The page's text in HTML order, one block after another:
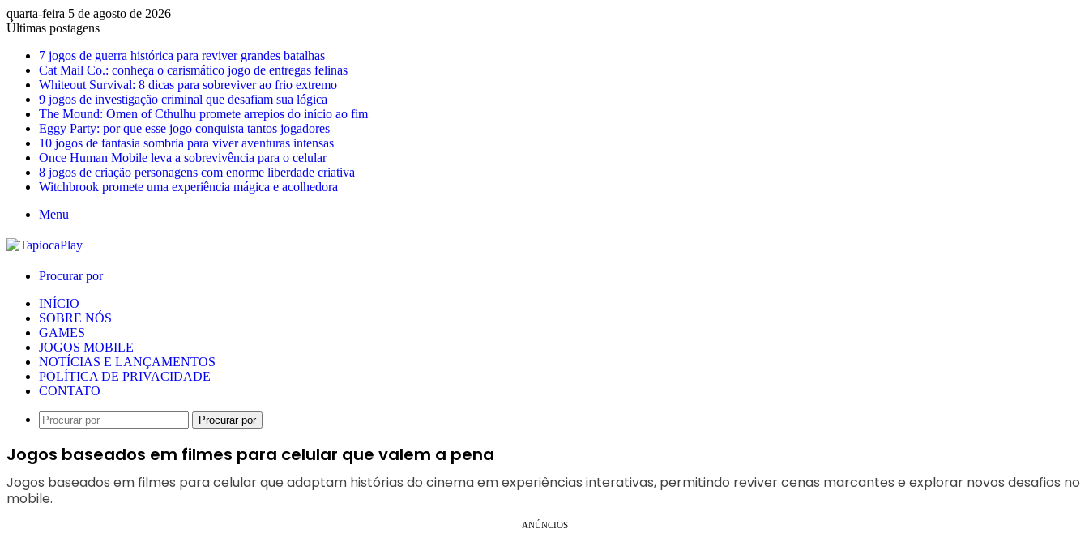
quarta-feira 5 de agosto de 2026
Últimas postagens
7 jogos de guerra histórica para reviver grandes batalhas
Cat Mail Co.: conheça o carismático jogo de entregas felinas
Whiteout Survival: 8 dicas para sobreviver ao frio extremo
9 jogos de investigação criminal que desafiam sua lógica
The Mound: Omen of Cthulhu promete arrepios do início ao fim
Eggy Party: por que esse jogo conquista tantos jogadores
10 jogos de fantasia sombria para viver aventuras intensas
Once Human Mobile leva a sobrevivência para o celular
8 jogos de criação personagens com enorme liberdade criativa
Witchbrook promete uma experiência mágica e acolhedora
Menu
Procurar por
INÍCIO
SOBRE NÓS
GAMES
JOGOS MOBILE
NOTÍCIAS E LANÇAMENTOS
POLÍTICA DE PRIVACIDADE
CONTATO
Procurar por
Jogos baseados em filmes para celular que valem a pena
Jogos baseados em filmes para celular que adaptam histórias do cinema em experiências interativas, permitindo reviver cenas marcantes e explorar novos desafios no
mobile.
ANÚNCIOS